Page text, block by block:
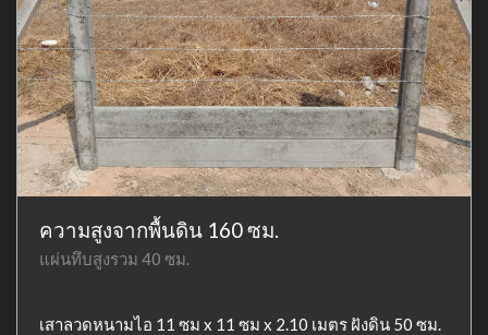
ความสูงจากพื้นดิน 160 ซม.
แผ่นทึบสูงรวม 40 ซม.
เสาลวดหนามไอ 11 ซม x 11 ซม x 2.10 เมตร ฝังดิน 50 ซม.